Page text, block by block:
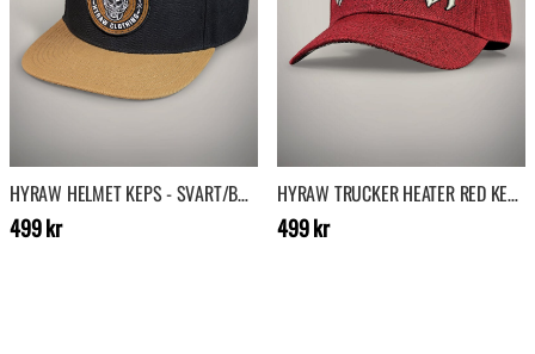
HYRAW HELMET KEPS - SVART/BRUN
Pris:499 kr
499 kr
HYRAW TRUCKER HEATER RED KEPS - RÖD
Pris:499 kr
499 kr